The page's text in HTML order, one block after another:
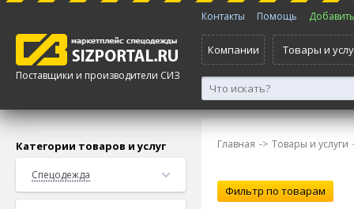
Поставщики и производители СИЗ
Контакты Помощь
Компании Товары и
Категории товаров и услуг
Спецодежда
Главная -> Товары и услуги